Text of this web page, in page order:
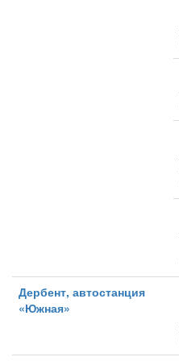
Дербент, автостанция
«Южная»